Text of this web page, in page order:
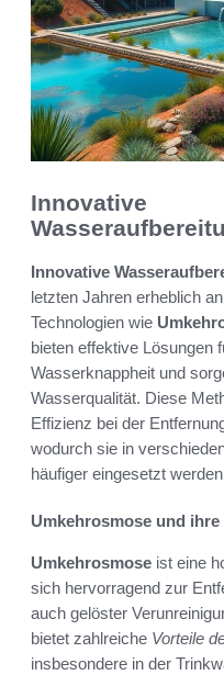
Innovative
Innovative
letzten Jahren erheblich
Technologien wie
bieten effektive Lösungen
Wasserknappheit und
Wasserqualität. Diese
Effizienz bei der
wodurch sie in
häufiger eingesetzt
Umkehrosmose und ihre
Umkehrosmose ist eine
sich hervorragend zur
auch gelöster
bietet zahlreiche Vorteile
insbesondere in der